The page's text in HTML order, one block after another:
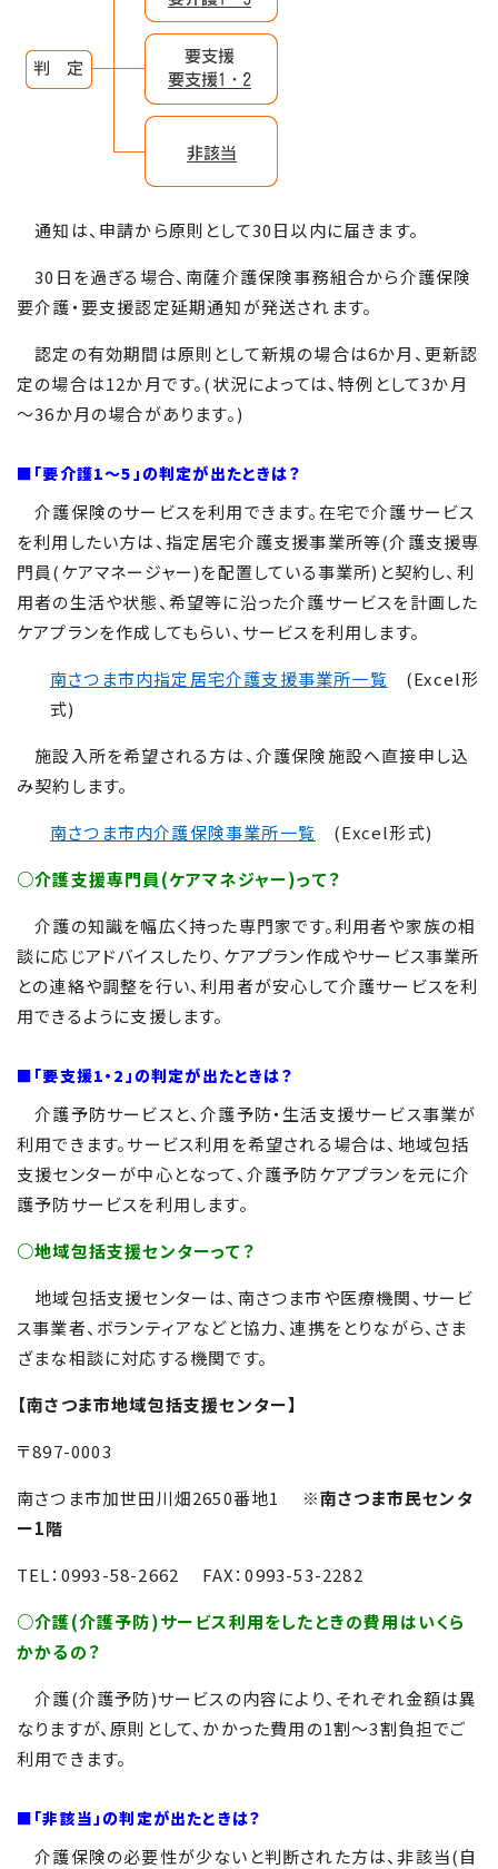
通知は、申請から原則として30日以内に届きます。
30日を過ぎる場合、南薩介護保険事務組合から介護保険
要介護・要支援認定延期通知が発送されます。
認定の有効期間は原則として新規の場合は6か月、更新認
定の場合は12か月です。(状況によっては、特例として3か月
～36か月の場合があります。)
■「要介護1〜5」の判定が出たときは？
介護保険のサービスを利用できます。在宅で介護サービス
を利用したい方は、指定居宅介護支援事業所等(介護支援専
門員(ケアマネージャー)を配置している事業所)と契約し、利
用者の生活や状態、希望等に沿った介護サービスを計画した
ケアプランを作成してもらい、サービスを利用します。
南さつま市内指定居宅介護支援事業所一覧 (Excel形
式)
施設入所を希望される方は、介護保険施設へ直接申し込
み契約します。
南さつま市内介護保険事業所一覧 (Excel形式)
○介護支援専門員(ケアマネジャー)って？
介護の知識を幅広く持った専門家です。利用者や家族の相
談に応じアドバイスしたり、ケアプラン作成やサービス事業所
との連絡や調整を行い、利用者が安心して介護サービスを利
用できるように支援します。
■「要支援1・2」の判定が出たときは？
介護予防サービスと、介護予防・生活支援サービス事業が
利用できます。サービス利用を希望される場合は、地域包括
支援センターが中心となって、介護予防ケアプランを元に介
護予防サービスを利用します。
○地域包括支援センターって？
地域包括支援センターは、南さつま市や医療機関、サービ
ス事業者、ボランティアなどと協力、連携をとりながら、さま
ざまな相談に対応する機関です。
【南さつま市地域包括支援センター】
〒897-0003
南さつま市加世田川畑2650番地1
※南さつま市民センタ
ー1階
TEL：0993-58-2662 FAX：0993-53-2282
○介護(介護予防)サービス利用をしたときの費用はいくら
かかるの？
介護(介護予防)サービスの内容により、それぞれ金額は異
なりますが、原則として、かかった費用の1割～3割負担でご
利用できます。
■「非該当」の判定が出たときは？
介護保険の必要性が少ないと判断された方は、非該当(自